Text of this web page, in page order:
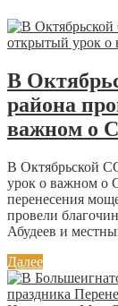
В
района
важном о
В Октябрьской
урок о важном о
перенесения
провели
Абудеев и
Далее